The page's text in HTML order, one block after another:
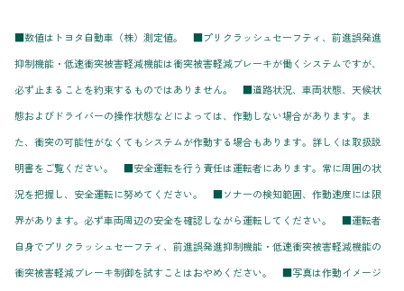
■数値はトヨタ自動車（株）測定値。 ■プリクラッシュセーフティ、前進誤発進
抑制機能・低速衝突被害軽減機能は衝突被害軽減ブレーキが働くシステムですが、
必ず止まることを約束するものではありません。 ■道路状況、車両状態、天候状
態およびドライバーの操作状態などによっては、作動しない場合があります。ま
た、衝突の可能性がなくてもシステムが作動する場合もあります。詳しくは取扱説
明書をご覧ください。 ■安全運転を行う責任は運転者にあります。常に周囲の状
況を把握し、安全運転に努めてください。 ■ソナーの検知範囲、作動速度には限
界があります。必ず車両周辺の安全を確認しながら運転してください。 ■運転者
自身でプリクラッシュセーフティ、前進誤発進抑制機能・低速衝突被害軽減機能の
衝突被害軽減ブレーキ制御を試すことはおやめください。 ■写真は作動イメージ